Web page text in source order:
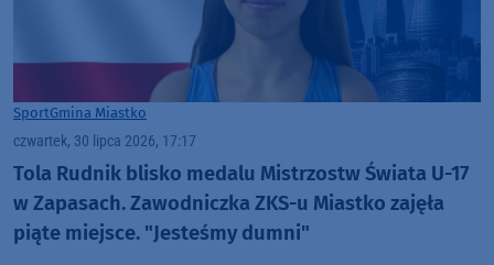
SportGmina Miastko
czwartek, 30 lipca 2026, 17:17
Tola Rudnik blisko medalu Mistrzostw Świata U-17
w Zapasach. Zawodniczka ZKS-u Miastko zajęła
piąte miejsce. "Jesteśmy dumni"